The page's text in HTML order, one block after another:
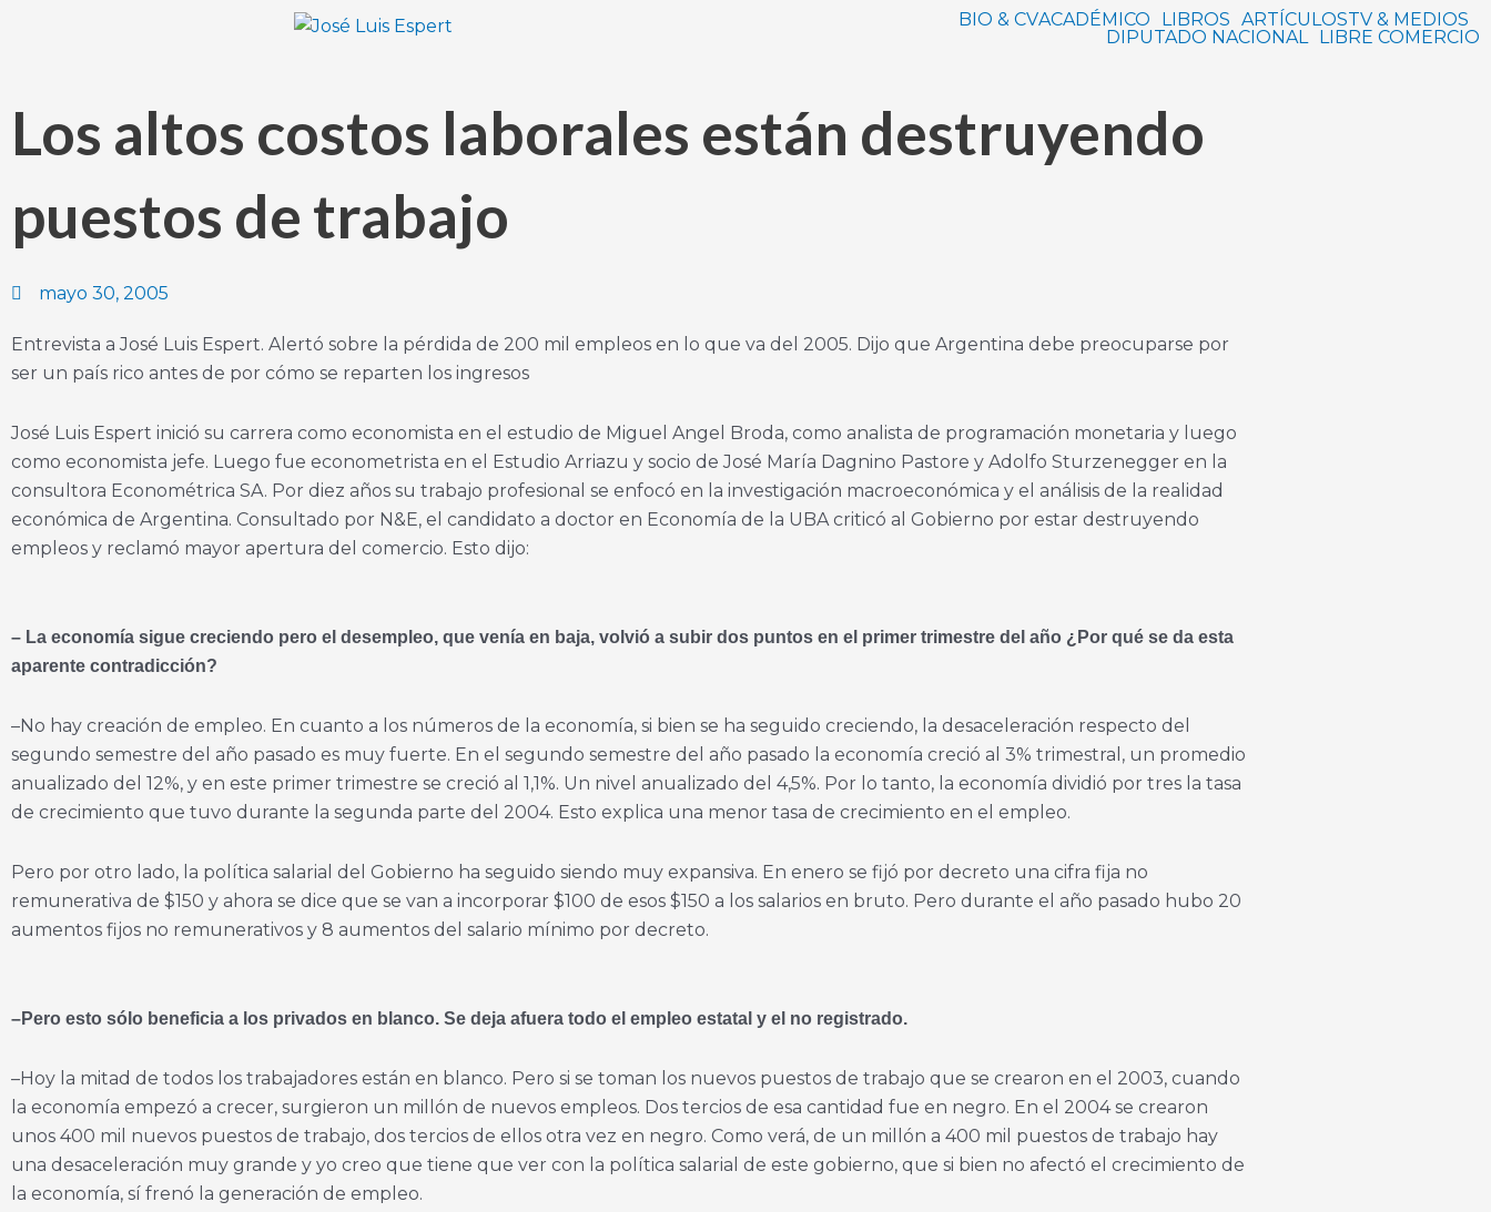
BIO & CVACADÉMICO LIBROS ARTÍCULOSTV & MEDIOS
DIPUTADO NACIONAL LIBRE COMERCIO
Los altos costos laborales están destruyendo
puestos de trabajo
mayo 30, 2005
Entrevista a José Luis Espert. Alertó sobre la pérdida de 200 mil empleos en lo que va del 2005. Dijo que Argentina debe preocuparse por
ser un país rico antes de por cómo se reparten los ingresos
José Luis Espert inició su carrera como economista en el estudio de Miguel Angel Broda, como analista de programación monetaria y luego
como economista jefe. Luego fue econometrista en el Estudio Arriazu y socio de José María Dagnino Pastore y Adolfo Sturzenegger en la
consultora Econométrica SA. Por diez años su trabajo profesional se enfocó en la investigación macroeconómica y el análisis de la realidad
económica de Argentina. Consultado por N&E, el candidato a doctor en Economía de la UBA criticó al Gobierno por estar destruyendo
empleos y reclamó mayor apertura del comercio. Esto dijo:
– La economía sigue creciendo pero el desempleo, que venía en baja, volvió a subir dos puntos en el primer trimestre del año ¿Por qué se da esta
aparente contradicción?
–No hay creación de empleo. En cuanto a los números de la economía, si bien se ha seguido creciendo, la desaceleración respecto del
segundo semestre del año pasado es muy fuerte. En el segundo semestre del año pasado la economía creció al 3% trimestral, un promedio
anualizado del 12%, y en este primer trimestre se creció al 1,1%. Un nivel anualizado del 4,5%. Por lo tanto, la economía dividió por tres la tasa
de crecimiento que tuvo durante la segunda parte del 2004. Esto explica una menor tasa de crecimiento en el empleo.
Pero por otro lado, la política salarial del Gobierno ha seguido siendo muy expansiva. En enero se fijó por decreto una cifra fija no
remunerativa de $150 y ahora se dice que se van a incorporar $100 de esos $150 a los salarios en bruto. Pero durante el año pasado hubo 20
aumentos fijos no remunerativos y 8 aumentos del salario mínimo por decreto.
–Pero esto sólo beneficia a los privados en blanco. Se deja afuera todo el empleo estatal y el no registrado.
–Hoy la mitad de todos los trabajadores están en blanco. Pero si se toman los nuevos puestos de trabajo que se crearon en el 2003, cuando
la economía empezó a crecer, surgieron un millón de nuevos empleos. Dos tercios de esa cantidad fue en negro. En el 2004 se crearon
unos 400 mil nuevos puestos de trabajo, dos tercios de ellos otra vez en negro. Como verá, de un millón a 400 mil puestos de trabajo hay
una desaceleración muy grande y yo creo que tiene que ver con la política salarial de este gobierno, que si bien no afectó el crecimiento de
la economía, sí frenó la generación de empleo.